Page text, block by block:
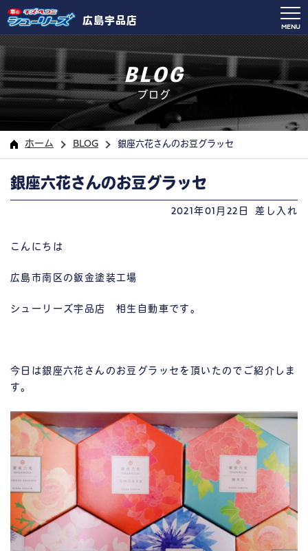
広島宇品店
MENU
BLOG
ブログ
ホーム BLOG 銀座六花さんのお豆グラッセ
銀座六花さんのお豆グラッセ
2021年01月22日 差し入れ
こんにちは
広島市南区の鈑金塗装工場
シューリーズ宇品店 相生自動車です。
今日は銀座六花さんのお豆グラッセを頂いたのでご紹介しま
す。